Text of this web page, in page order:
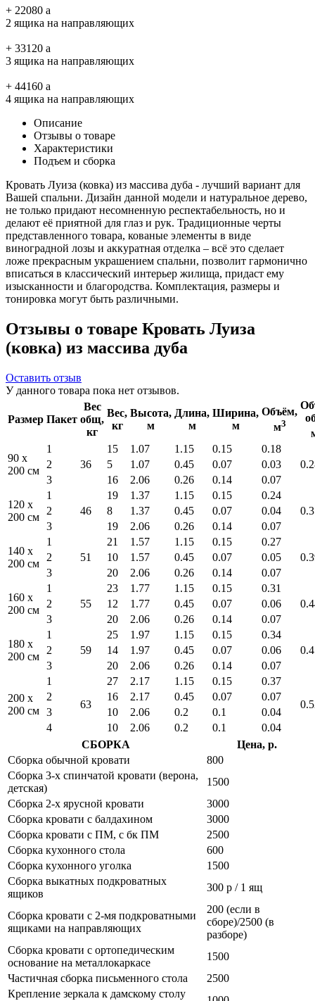
+ 22080 a
2 ящика на направляющих
+ 33120 a
3 ящика на направляющих
+ 44160 a
4 ящика на направляющих
Описание
Отзывы о товаре
Характеристики
Подъем и сборка
Кровать Луиза (ковка) из массива дуба - лучший вариант для
Вашей спальни. Дизайн данной модели и натуральное дерево,
не только придают несомненную респектабельность, но и
делают её приятной для глаз и рук. Традиционные черты
представленного товара, кованые элементы в виде
виноградной лозы и аккуратная отделка – всё это сделает
ложе прекрасным украшением спальни, позволит гармонично
вписаться в классический интерьер жилища, придаст ему
изысканности и благородства. Комплектация, размеры и
тонировка могут быть различными.
Отзывы о товаре Кровать Луиза
(ковка) из массива дуба
Оставить отзыв
У данного товара пока нет отзывов.
Размер Пакет
Вес
общ,
кг
Вес,
кг
Высота,
м
Длина,
м
Ширина,
м
Объём,
м3
90 x
200 см
1
36
15 1.07 1.15 0.15
0.18
2 5 1.07 0.45 0.07
0.03
3
16 2.06 0.26 0.14 0.07
120 x
200 см
1
46
19 1.37 1.15 0.15
0.24
2 8 1.37 0.45 0.07
0.04
3
19 2.06 0.26 0.14 0.07
140 x
200 см
1
51
21 1.57 1.15 0.15
0.27
2 10 1.57 0.45 0.07
0.05
3
20 2.06 0.26 0.14 0.07
160 x
200 см
1
55
23 1.77 1.15 0.15
0.31
2 12 1.77 0.45 0.07
0.06
3
20 2.06 0.26 0.14 0.07
180 x
200 см
1
59
25 1.97 1.15 0.15
0.34
2 14 1.97 0.45 0.07
0.06
3
20 2.06 0.26 0.14 0.07
200 x
200 см
1
63
27 2.17 1.15 0.15
0.37
2 16 2.17 0.45 0.07
0.07
3
10 2.06 0.2 0.1
0.04
4
10 2.06 0.2 0.1
0.04
СБОРКА
Цена, р.
Сборка обычной кровати
800
Сборка 3-х спинчатой кровати (верона,
детская)
1500
Сборка 2-х ярусной кровати
3000
Сборка кровати с балдахином
3000
Сборка кровати с ПМ, с бк ПМ
2500
Сборка кухонного стола
600
Сборка кухонного уголка
1500
Сборка выкатных подкроватных
ящиков
300 р / 1 ящ
Сборка кровати с 2-мя подкроватными
ящиками на направляющих
200 (если в
сборе)/2500 (в
разборе)
Сборка кровати с ортопедическим
основание на металлокаркасе
1500
Частичная сборка письменного стола
2500
Крепление зеркала к дамскому столу